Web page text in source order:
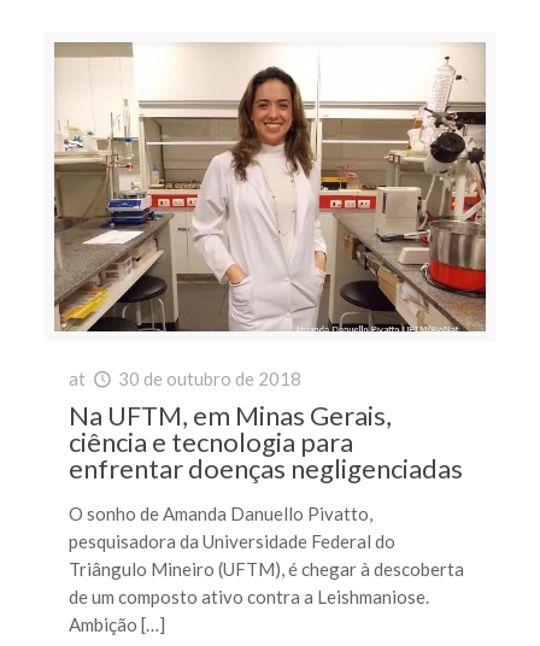
at 30 de outubro de 2018
Na UFTM, em Minas Gerais,
ciência e tecnologia para
enfrentar doenças negligenciadas
O sonho de Amanda Danuello Pivatto,
pesquisadora da Universidade Federal do
Triângulo Mineiro (UFTM), é chegar à descoberta
de um composto ativo contra a Leishmaniose.
Ambição […]